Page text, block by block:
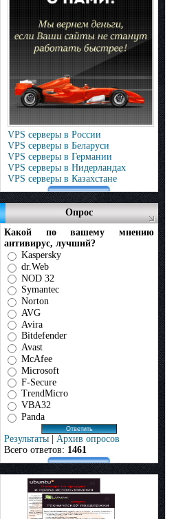
VPS серверы в России
VPS серверы в Беларуси
VPS серверы в Германии
VPS серверы в Нидерландах
VPS серверы в Казахстане
Опрос
Какой по вашему мнению
антивирус, лучший?
Kaspersky
dr.Web
NOD 32
Symantec
Norton
AVG
Avira
Bitdefender
Avast
McAfee
Microsoft
F-Secure
TrendMicro
VBA32
Panda
Результаты | Архив опросов
Всего ответов: 1461